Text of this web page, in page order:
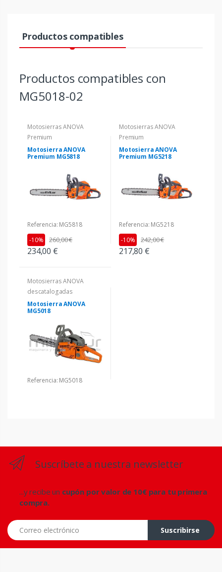
Productos compatibles
Productos compatibles con
MG5018-02
Motosierras ANOVA
Premium
Motosierra ANOVA
Premium MG5818
Referencia: MG5818
234,00 €
-10% 260,00 €
Motosierras ANOVA
Premium
Motosierra ANOVA
Premium MG5218
Referencia: MG5218
217,80 €
-10% 242,00 €
Motosierras ANOVA
descatalogadas
Motosierra ANOVA
MG5018
Referencia: MG5018
Suscríbete a nuestra newsletter
...y recibe un cupón por valor de 10€ para tu primera
compra.
Correo electrónico
Suscribirse